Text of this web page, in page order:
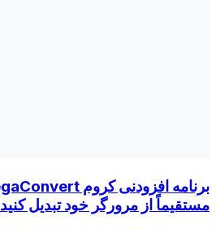
مستقیماً از مرورگر خود تبدیل کنید